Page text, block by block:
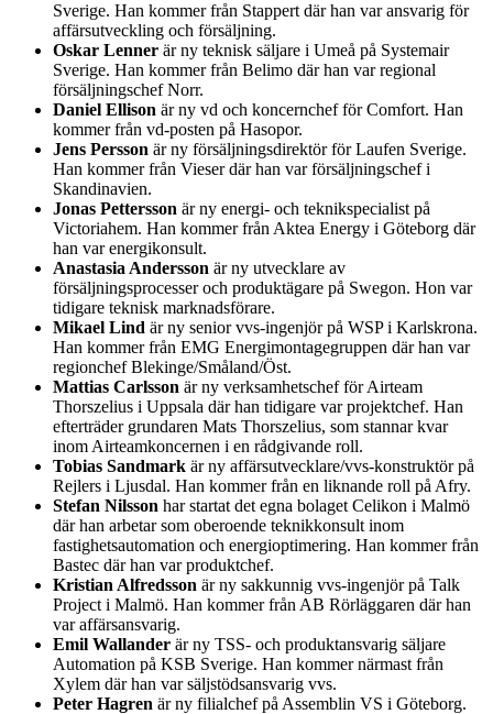
Sverige. Han kommer från Stappert där han var ansvarig för
affärsutveckling och försäljning.
Oskar Lenner är ny teknisk säljare i Umeå på Systemair
Sverige. Han kommer från Belimo där han var regional
försäljningschef Norr.
Daniel Ellison är ny vd och koncernchef för Comfort. Han
kommer från vd-posten på Hasopor.
Jens Persson är ny försäljningsdirektör för Laufen Sverige.
Han kommer från Vieser där han var försäljningschef i
Skandinavien.
Jonas Pettersson är ny energi- och teknikspecialist på
Victoriahem. Han kommer från Aktea Energy i Göteborg där
han var energikonsult.
Anastasia Andersson är ny utvecklare av
försäljningsprocesser och produktägare på Swegon. Hon var
tidigare teknisk marknadsförare.
Mikael Lind är ny senior vvs-ingenjör på WSP i Karlskrona.
Han kommer från EMG Energimontagegruppen där han var
regionchef Blekinge/Småland/Öst.
Mattias Carlsson är ny verksamhetschef för Airteam
Thorszelius i Uppsala där han tidigare var projektchef. Han
efterträder grundaren Mats Thorszelius, som stannar kvar
inom Airteamkoncernen i en rådgivande roll.
Tobias Sandmark är ny affärsutvecklare/vvs-konstruktör på
Rejlers i Ljusdal. Han kommer från en liknande roll på Afry.
Stefan Nilsson har startat det egna bolaget Celikon i Malmö
där han arbetar som oberoende teknikkonsult inom
fastighetsautomation och energioptimering. Han kommer från
Bastec där han var produktchef.
Kristian Alfredsson är ny sakkunnig vvs-ingenjör på Talk
Project i Malmö. Han kommer från AB Rörläggaren där han
var affärsansvarig.
Emil Wallander är ny TSS- och produktansvarig säljare
Automation på KSB Sverige. Han kommer närmast från
Xylem där han var säljstödsansvarig vvs.
Peter Hagren är ny filialchef på Assemblin VS i Göteborg.